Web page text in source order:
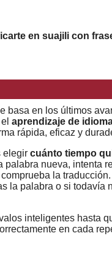
en suajili con
basa en los últimos
aprendizaje de
rápida, eficaz y
elegir cuánto tiempo
palabra nueva, intenta
la traducción.
la palabra o si todavía
inteligentes hasta
en cada